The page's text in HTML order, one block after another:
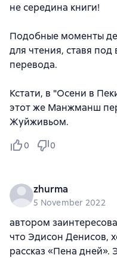
не середина книги!
Подобные моменты
для чтения, ставя под
перевода.
Кстати, в "Осени в
этот же Манжманш
Жуйживьом.
0 0
zhurma
5 November 2022
автором
что Эдисон Денисов,
рассказ «Пена дней».